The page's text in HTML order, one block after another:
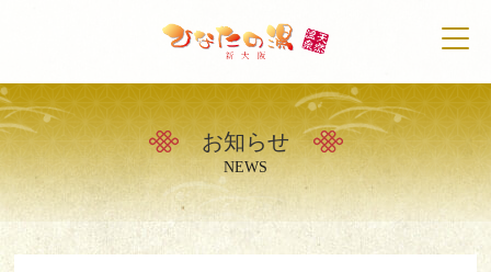
トップ
天然温泉について
お知らせ
NEWS